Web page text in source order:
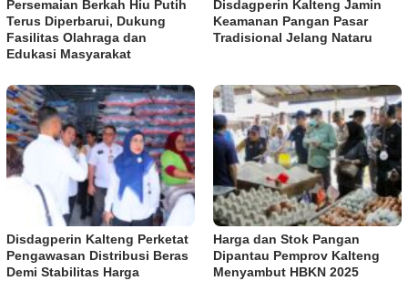
Persemaian Berkah Hiu Putih
Terus Diperbarui, Dukung
Fasilitas Olahraga dan
Edukasi Masyarakat
Disdagperin Kalteng Jamin
Keamanan Pangan Pasar
Tradisional Jelang Nataru
Disdagperin Kalteng Perketat
Pengawasan Distribusi Beras
Demi Stabilitas Harga
Harga dan Stok Pangan
Dipantau Pemprov Kalteng
Menyambut HBKN 2025